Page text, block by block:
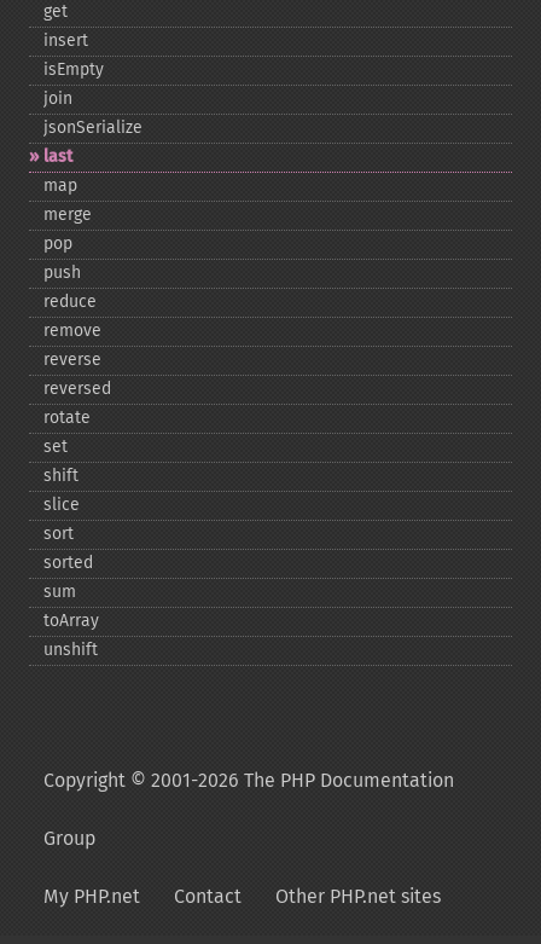
get
insert
isEmpty
join
jsonSerialize
last
map
merge
pop
push
reduce
remove
reverse
reversed
rotate
set
shift
slice
sort
sorted
sum
toArray
unshift
Copyright © 2001-2026 The PHP Documentation
Group
My PHP.net Contact Other PHP.net sites